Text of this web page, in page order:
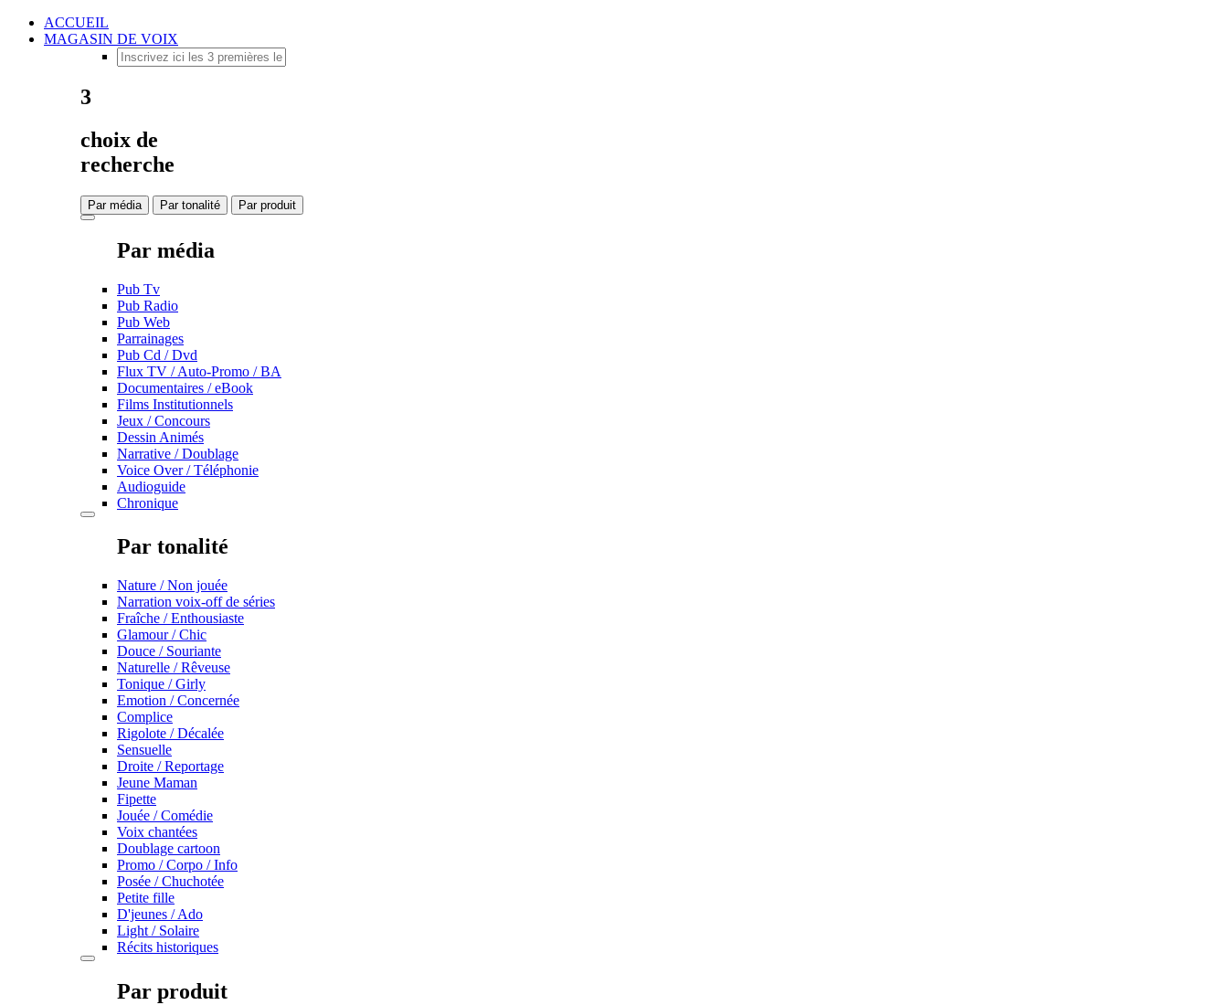
ACCUEIL
MAGASIN DE VOIX
3
choix de
recherche
Par média Par tonalité Par produit
Par média
Pub Tv
Pub Radio
Pub Web
Parrainages
Pub Cd / Dvd
Flux TV / Auto-Promo / BA
Documentaires / eBook
Films Institutionnels
Jeux / Concours
Dessin Animés
Narrative / Doublage
Voice Over / Téléphonie
Audioguide
Chronique
Par tonalité
Nature / Non jouée
Narration voix-off de séries
Fraîche / Enthousiaste
Glamour / Chic
Douce / Souriante
Naturelle / Rêveuse
Tonique / Girly
Emotion / Concernée
Complice
Rigolote / Décalée
Sensuelle
Droite / Reportage
Jeune Maman
Fipette
Jouée / Comédie
Voix chantées
Doublage cartoon
Promo / Corpo / Info
Posée / Chuchotée
Petite fille
D'jeunes / Ado
Light / Solaire
Récits historiques
Par produit